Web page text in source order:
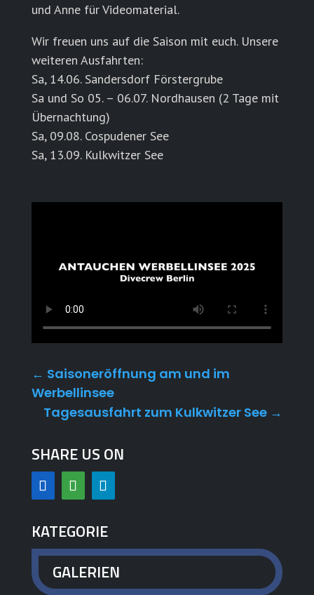
und Anne für Videomaterial.
Wir freuen uns auf die Saison mit euch. Unsere
weiteren Ausfahrten:
Sa, 14.06. Sandersdorf Förstergrube
Sa und So 05. – 06.07. Nordhausen (2 Tage mit
Übernachtung)
Sa, 09.08. Cospudener See
Sa, 13.09. Kulkwitzer See
← Saisoneröffnung am und im
Werbellinsee
Tagesausfahrt zum Kulkwitzer See →
SHARE US ON
KATEGORIE
GALERIEN